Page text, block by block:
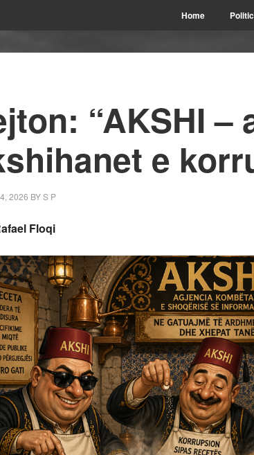
Home
“AKSHI –
e
2026 BYS P
Floqi